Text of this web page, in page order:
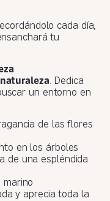
cada día,
tu
. Dedica
un entorno en
de las flores
en los árboles
de una espléndida
marino
y aprecia toda la